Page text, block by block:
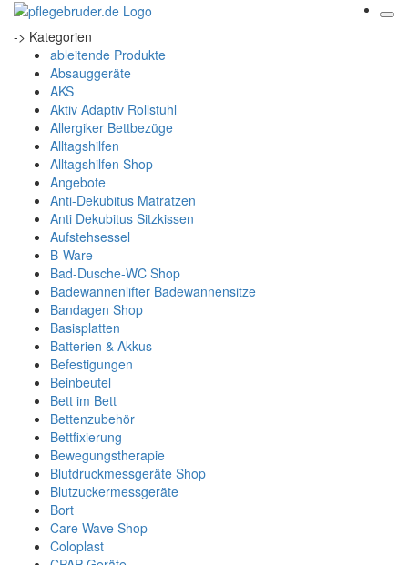
-> Kategorien
ableitende Produkte
Absauggeräte
AKS
Aktiv Adaptiv Rollstuhl
Allergiker Bettbezüge
Alltagshilfen
Alltagshilfen Shop
Angebote
Anti-Dekubitus Matratzen
Anti Dekubitus Sitzkissen
Aufstehsessel
B-Ware
Bad-Dusche-WC Shop
Badewannenlifter Badewannensitze
Bandagen Shop
Basisplatten
Batterien & Akkus
Befestigungen
Beinbeutel
Bett im Bett
Bettenzubehör
Bettfixierung
Bewegungstherapie
Blutdruckmessgeräte Shop
Blutzuckermessgeräte
Bort
Care Wave Shop
Coloplast